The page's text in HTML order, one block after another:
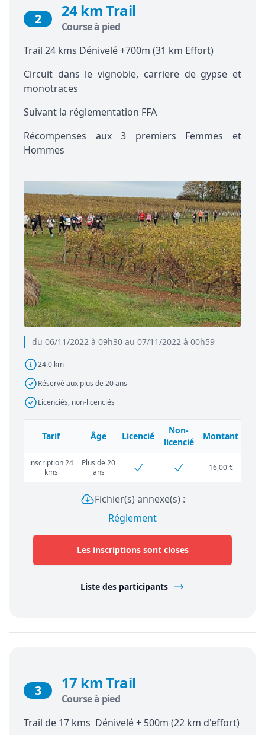
du 06/11/2022 à 09h30 au 07/11/2022 à 00h59
24.0 km
Réservé aux plus de 20 ans
Licenciés, non-licenciés
2 24 km Trail
Course à pied
Trail 24 kms Dénivelé +700m (31 km Effort)
Circuit dans le vignoble, carriere de gypse et
monotraces
Suivant la réglementation FFA
Récompenses aux 3 premiers Femmes et
Hommes
Tarif Âge Licencié
Non-
licencié
Montant
inscription 24
kms
Plus de 20
ans
16,00 €
Fichier(s) annexe(s) :
Réglement
Les inscriptions sont closes
Liste des participants
3 17 km Trail
Course à pied
Trail de 17 kms Dénivelé + 500m (22 km d'effort)